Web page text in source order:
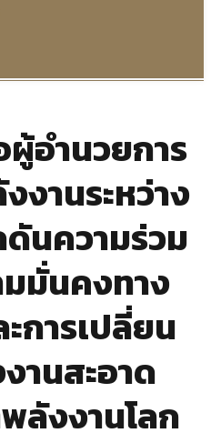
อำนวยการ
งานระหว่าง
นความร่วม
มั่นคงทาง
การเปลี่ยน
านสะอาด
ลังงานโลก